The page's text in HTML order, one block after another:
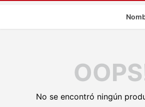
No se encontró ningún